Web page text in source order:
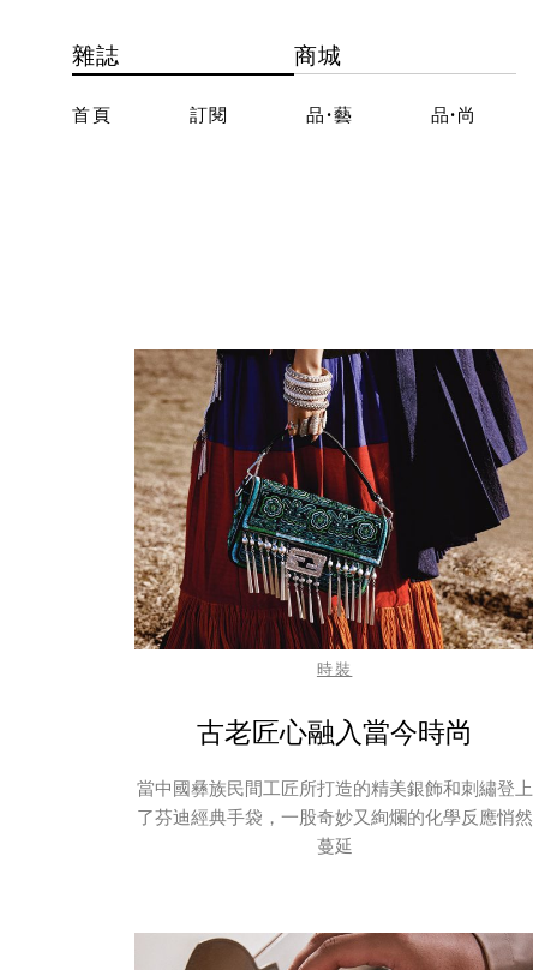
雜誌
首頁 訂閱 品·藝 品·尚
商城
時裝
古老匠心融入當今時尚
當中國彝族民間工匠所打造的精美銀飾和刺繡登上
了芬迪經典手袋，一股奇妙又絢爛的化學反應悄然
蔓延